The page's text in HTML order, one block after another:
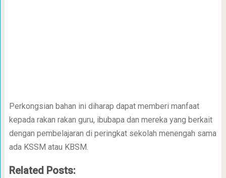
Perkongsian bahan ini diharap dapat memberi manfaat
kepada rakan rakan guru, ibubapa dan mereka yang berkait
dengan pembelajaran di peringkat sekolah menengah sama
ada KSSM atau KBSM.
Related Posts: